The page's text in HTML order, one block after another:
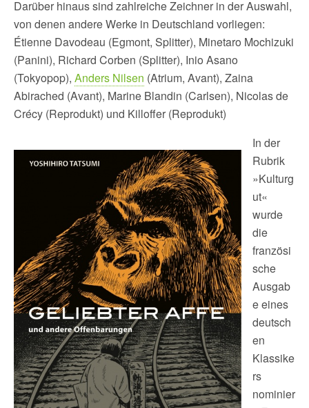
Darüber hinaus sind zahlreiche Zeichner in der Auswahl,
von denen andere Werke in Deutschland vorliegen:
Étienne Davodeau (Egmont, Splitter), Minetaro Mochizuki
(Panini), Richard Corben (Splitter), Inio Asano
(Tokyopop), Anders Nilsen (Atrium, Avant), Zaina
Abirached (Avant), Marine Blandin (Carlsen), Nicolas de
Crécy (Reprodukt) und Killoffer (Reprodukt)
In der
Rubrik
»Kulturg
ut«
wurde
die
französi
sche
Ausgab
e eines
deutsch
en
Klassike
rs
nominier